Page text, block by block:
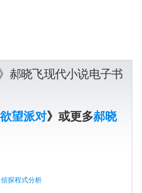
郝晓飞现代小说电子书
欲望派对》或更多郝晓
侦探程式分析